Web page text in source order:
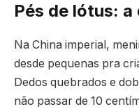
Pés de lótus:
Na China imperial,
desde pequenas pra
Dedos quebrados e
não passar de 10